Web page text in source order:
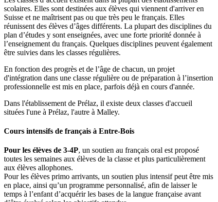
scolaires. Elles sont destinées aux élèves qui viennent d'arriver en
Suisse et ne maîtrisent pas ou que très peu le français. Elles
réunissent des élèves d’âges différents. La plupart des disciplines du
plan d’études y sont enseignées, avec une forte priorité donnée à
l’enseignement du français. Quelques disciplines peuvent également
être suivies dans les classes régulières.
En fonction des progrès et de l’âge de chacun, un projet
d'intégration dans une classe régulière ou de préparation à l’insertion
professionnelle est mis en place, parfois déjà en cours d'année.
Dans l'établissement de Prélaz, il existe deux classes d'accueil
situées l'une à Prélaz, l'autre à Malley.
Cours intensifs de français à Entre-Bois
Pour les élèves de 3-4P, un soutien au français oral est proposé
toutes les semaines aux élèves de la classe et plus particulièrement
aux élèves allophones.
Pour les élèves primo arrivants, un soutien plus intensif peut être mis
en place, ainsi qu’un programme personnalisé, afin de laisser le
temps à l’enfant d’acquérir les bases de la langue française avant